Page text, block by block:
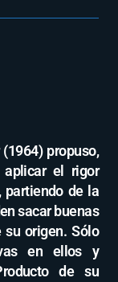
propuso,
aplicar el rigor
partiendo de la
sacar buenas
origen. Sólo
en ellos y
de su